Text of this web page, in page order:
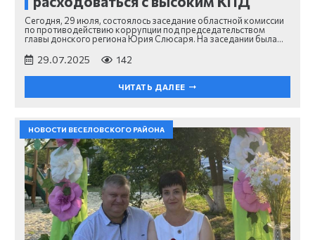
Сегодня, 29 июля, состоялось заседание областной комиссии
по противодействию коррупции под председательством
главы донского региона Юрия Слюсаря. На заседании была…
29.07.2025 142
ЧИТАТЬ ДАЛЕЕ
НОВОСТИ ВЕСЕЛОВСКОГО РАЙОНА